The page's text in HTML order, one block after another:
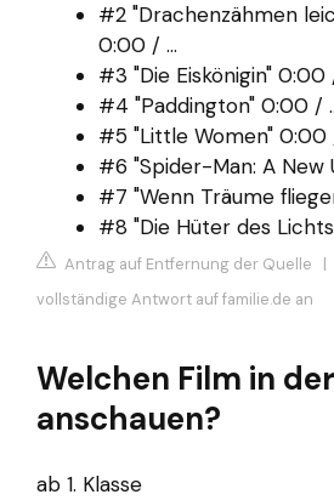
#2 "Drachenzähmen
0:00 / ...
#3 "Die Eiskönigin" 0:00
#4 "Paddington" 0:00 /
#5 "Little Women" 0:00
#6 "Spider-Man: A New
#7 "Wenn Träume
#8 "Die Hüter des
Antrag auf Entfernung der Quelle |
vollständige Antwort auf familie.de an
Welchen Film in
anschauen?
ab 1. Klasse